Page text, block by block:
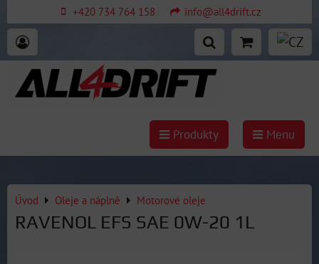
+420 734 764 158 info@all4drift.cz
Produkty Menu
Úvod Oleje a náplně Motorové oleje
RAVENOL EFS SAE 0W-20 1L